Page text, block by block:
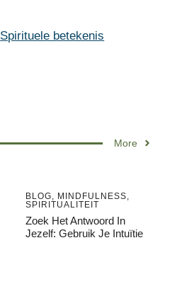
Spirituele betekenis
More
BLOG, MINDFULNESS,
SPIRITUALITEIT
Zoek Het Antwoord In
Jezelf: Gebruik Je Intuïtie